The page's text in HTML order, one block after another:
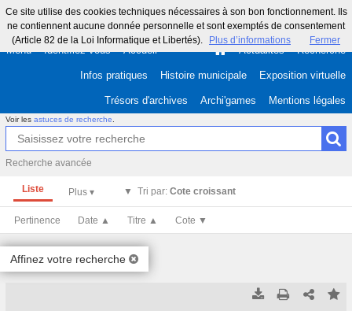
Ce site utilise des cookies techniques nécessaires à son bon fonctionnement. Ils
ne contiennent aucune donnée personnelle et sont exemptés de consentement
(Article 82 de la Loi Informatique et Libertés).
Plus d’informations Fermer
Menu Identifiez-vous Accueil Actualités Recherche
Infos pratiques Histoire municipale Exposition virtuelle
Trésors d'archives Archi'games Mentions légales
Voir les astuces de recherche
Recherche avancée
Liste Tri par: Cote croissant
Pertinence Date ▲ Titre ▲ Cote ▼
Affinez votre recherche